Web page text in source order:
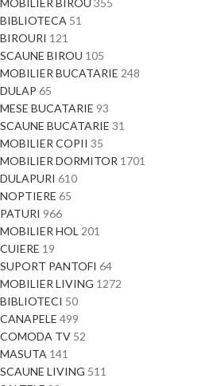
MOBILIER BIROU 355
BIBLIOTECA 51
BIROURI 121
SCAUNE BIROU 105
MOBILIER BUCATARIE 248
DULAP 65
MESE BUCATARIE 93
SCAUNE BUCATARIE 31
MOBILIER COPII 35
MOBILIER DORMITOR 1701
DULAPURI 610
NOPTIERE 65
PATURI 966
MOBILIER HOL 201
CUIERE 19
SUPORT PANTOFI 64
MOBILIER LIVING 1272
BIBLIOTECI 50
CANAPELE 499
COMODA TV 52
MASUTA 141
SCAUNE LIVING 511